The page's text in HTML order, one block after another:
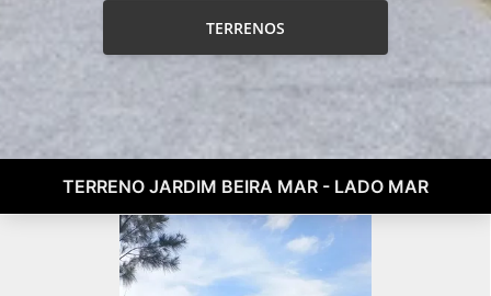
TERRENOS
TERRENO JARDIM BEIRA MAR - LADO MAR